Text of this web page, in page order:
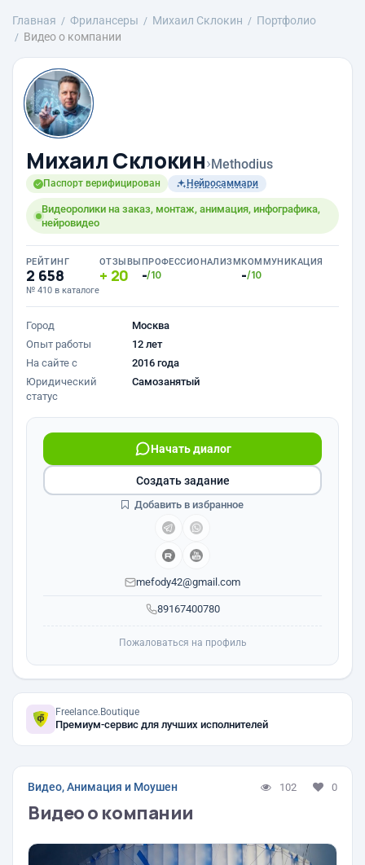
Главная Фрилансеры Михаил Склокин
Портфолио
Видео о компании
Михаил Склокин›Methodius
Паспорт верифицирован Нейросаммари
Видеоролики на заказ, монтаж, анимация, инфографика,
нейровидео
РЕЙТИНГ
2 658
№ 410 в каталоге
ОТЗЫВЫ
20
ПРОФЕССИОНАЛИЗМ
-/10
КОММУНИКАЦИЯ
-/10
Город
Москва
Опыт работы
12 лет
На сайте с
2016 года
Юридический
статус
Самозанятый
89167400780
Начать диалог
mefody42@gmail.com
Создать задание
Добавить в избранное
Пожаловаться на профиль
Freelance.Boutique
Премиум-сервис для лучших исполнителей
Видео, Анимация и Моушен 102 0
Видео о компании